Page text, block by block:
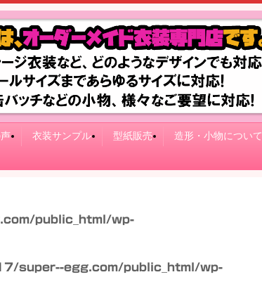
衣装サンプル 型紙販売
造形・小物について
public_html/wp-
super--egg.com/public_html/wp-